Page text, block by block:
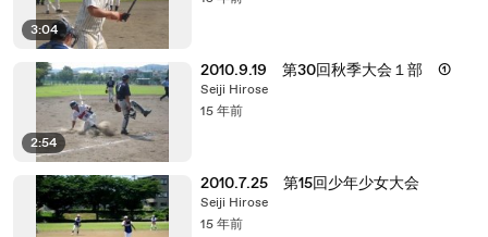
3:04
2:54
2010.9.19 第30回秋季大会１部 ①
Seiji Hirose
15 年前
2010.7.25 第15回少年少女大会
Seiji Hirose
15 年前